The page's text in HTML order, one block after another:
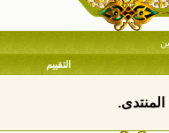
التقييم